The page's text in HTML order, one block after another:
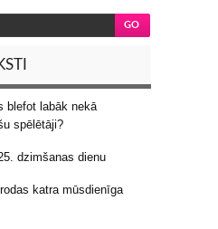
blefot labāk nekā
spēlētāji?
dzimšanas dienu
katra mūsdienīga